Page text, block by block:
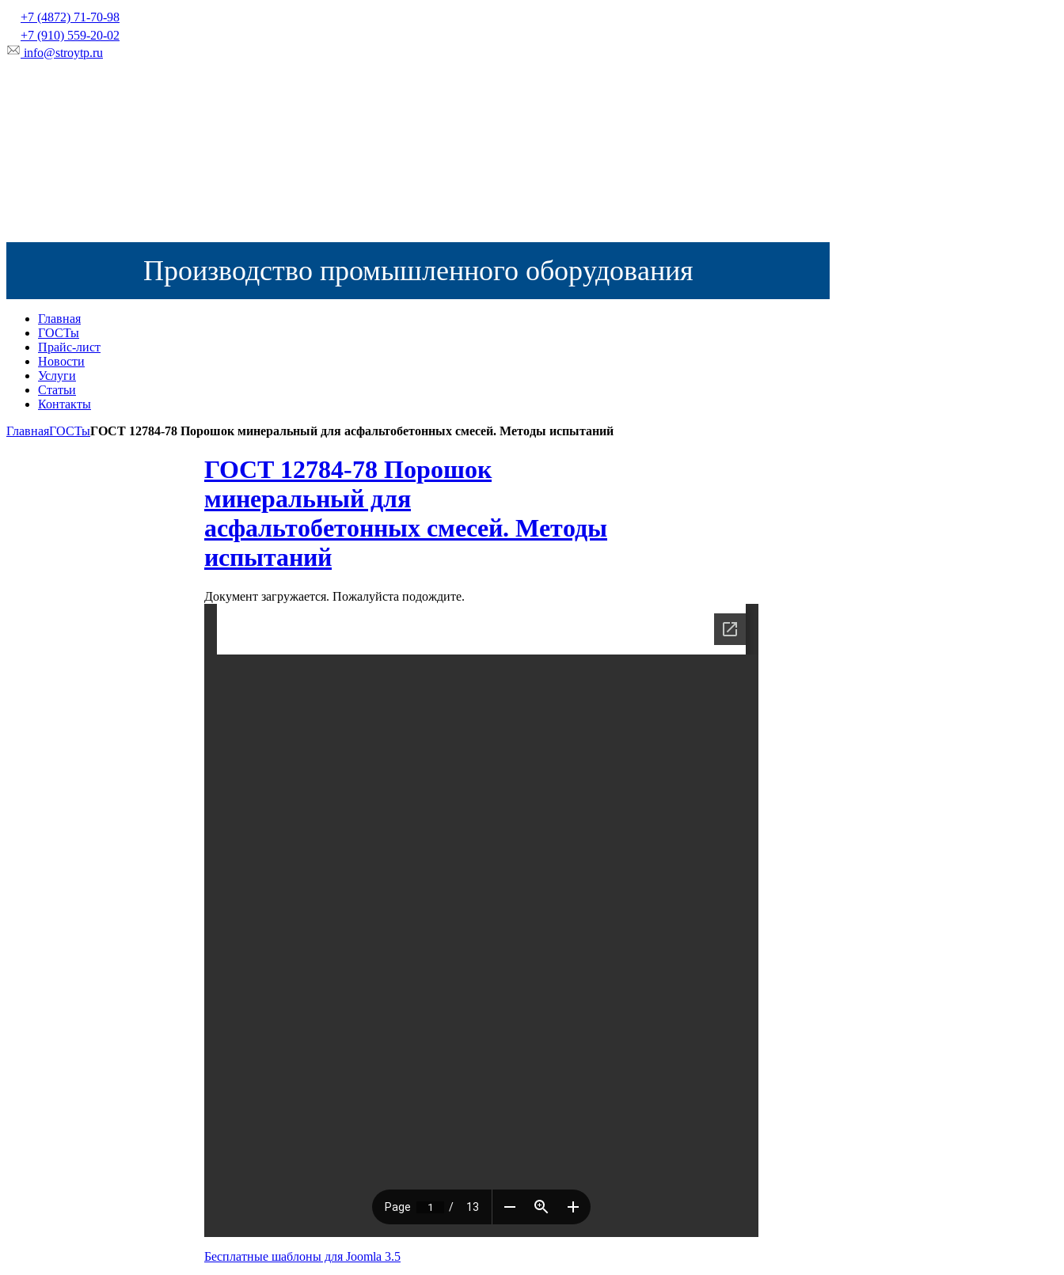
+7 (4872) 71-70-98
+7 (910) 559-20-02
info@stroytp.ru
Производство промышленного оборудования
Главная
ГОСТы
Прайс-лист
Новости
Услуги
Статьи
Контакты
ГлавнаяГОСТыГОСТ 12784-78 Порошок минеральный для асфальтобетонных смесей. Методы испытаний
ГОСТ 12784-78 Порошок
минеральный для
асфальтобетонных смесей. Методы
испытаний
Документ загружается. Пожалуйста подождите.
Бесплатные шаблоны для Joomla 3.5